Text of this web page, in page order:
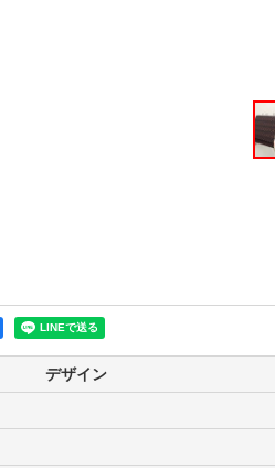
デザイン